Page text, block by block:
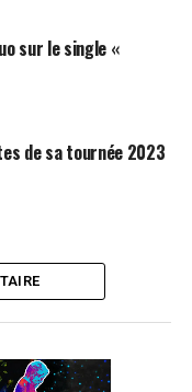
parle de
femme mais pas
». Volontiers
elle le chante
et désire « les
Ces chansons
lesquelles la
sur le single «
de sa tournée 2023